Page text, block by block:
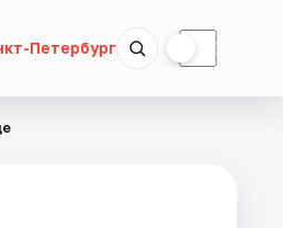
Петербург ☾